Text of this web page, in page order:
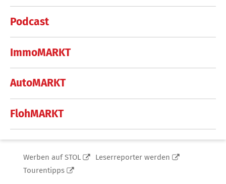
Podcast
ImmoMARKT
AutoMARKT
FlohMARKT
Werben auf STOL
Leserreporter werden
Tourentipps